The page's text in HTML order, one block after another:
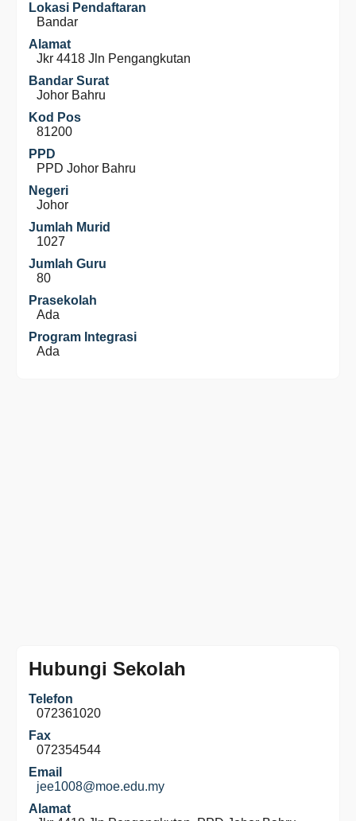
Lokasi Pendaftaran
Bandar
Alamat
Jkr 4418 Jln Pengangkutan
Bandar Surat
Johor Bahru
Kod Pos
81200
PPD
PPD Johor Bahru
Negeri
Johor
Jumlah Murid
1027
Jumlah Guru
80
Prasekolah
Ada
Program Integrasi
Ada
Hubungi Sekolah
Telefon
072361020
Fax
072354544
Email
jee1008@moe.edu.my
Alamat